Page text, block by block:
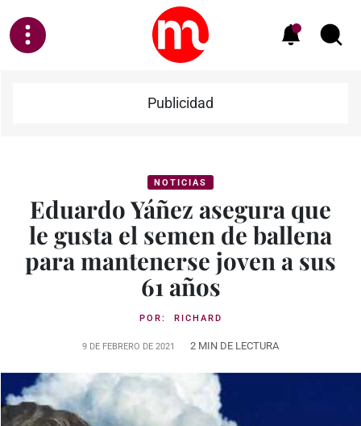
Publicidad
NOTICIAS
Eduardo Yáñez asegura que
le gusta el semen de ballena
para mantenerse joven a sus
61 años
POR: RICHARD
9 DE FEBRERO DE 2021 2 MIN DE LECTURA